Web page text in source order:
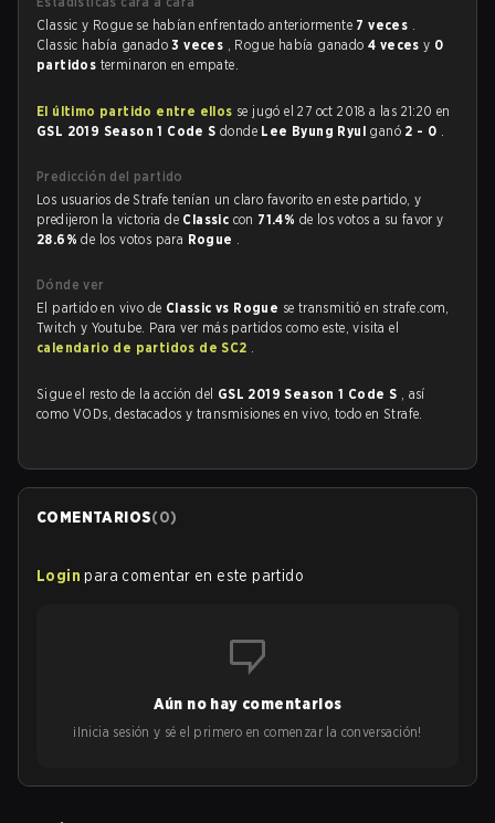
Classic y Rogue se habían enfrentado anteriormente 7 veces .
Classic había ganado3 veces , Rogue había ganado4 vecesy 0
partidos terminaron en empate.
El último partido entre ellos se jugó el 27 oct 2018 a las 21:20 en
GSL 2019 Season 1 Code S donde Lee Byung Ryul ganó 2 - 0 .
Predicción del partido
Los usuarios de Strafe tenían un claro favorito en este partido, y
predijeron la victoria de Classic con 71.4% de los votos a su favor y
28.6%de los votos para Rogue .
Dónde ver
El partido en vivo de Classic vs Rogue se transmitió en strafe.com,
Twitch y Youtube. Para ver más partidos como este, visita el
calendario de partidos de SC2 .
Sigue el resto de la acción del GSL 2019 Season 1 Code S , así
como VODs, destacados y transmisiones en vivo, todo en Strafe.
COMENTARIOS(0)
Login para comentar en este partido
Aún no hay comentarios
¡Inicia sesión y sé el primero en comenzar la conversación!